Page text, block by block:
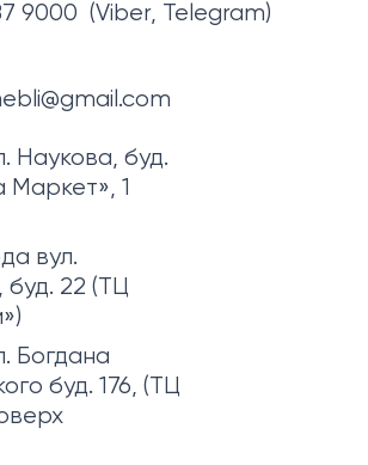
9000 (Viber, Telegram)
Наукова, буд.
Маркет», 1
вул.
буд. 22 (ТЦ
Богдана
буд. 176, (ТЦ